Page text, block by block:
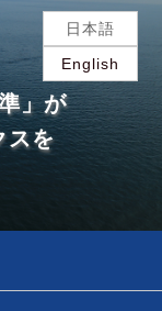
日本語
English
」が
スを